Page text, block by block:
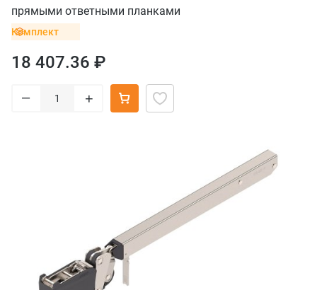
прямыми ответными планками
Комплект
18 407.36 ₽
– +